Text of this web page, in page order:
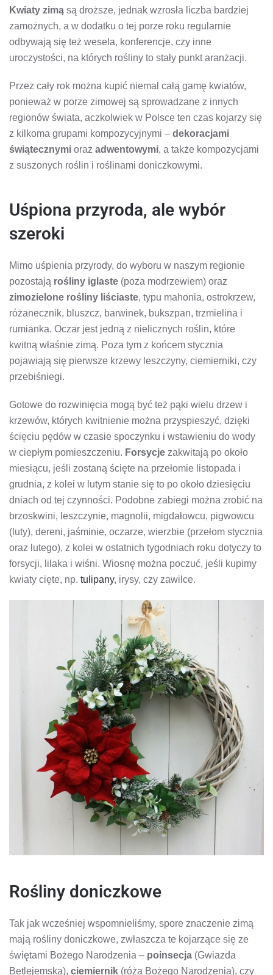
Kwiaty zimą są droższe, jednak wzrosła liczba bardziej
zamożnych, a w dodatku o tej porze roku regularnie
odbywają się też wesela, konferencje, czy inne
uroczystości, na których rośliny to stały punkt aranżacji.
Przez cały rok można kupić niemal całą gamę kwiatów,
ponieważ w porze zimowej są sprowadzane z innych
regionów świata, aczkolwiek w Polsce ten czas kojarzy się
z kilkoma grupami kompozycyjnymi – dekoracjami
świątecznymi oraz adwentowymi, a także kompozycjami
z suszonych roślin i roślinami doniczkowymi.
Uśpiona przyroda, ale wybór
szeroki
Mimo uśpienia przyrody, do wyboru w naszym regionie
pozostają rośliny iglaste (poza modrzewiem) oraz
zimozielone rośliny liściaste, typu mahonia, ostrokrzew,
różanecznik, bluszcz, barwinek, bukszpan, trzmielina i
rumianka. Oczar jest jedną z nielicznych roślin, które
kwitną właśnie zimą. Poza tym z końcem stycznia
pojawiają się pierwsze krzewy leszczyny, ciemierniki, czy
przebiśniegi.
Gotowe do rozwinięcia mogą być też pąki wielu drzew i
krzewów, których kwitnienie można przyspieszyć, dzięki
ścięciu pędów w czasie spoczynku i wstawieniu do wody
w ciepłym pomieszczeniu. Forsycje zakwitają po około
miesiącu, jeśli zostaną ścięte na przełomie listopada i
grudnia, z kolei w lutym stanie się to po około dziesięciu
dniach od tej czynności. Podobne zabiegi można zrobić na
brzoskwini, leszczynie, magnolii, migdałowcu, pigwowcu
(luty), dereni, jaśminie, oczarze, wierzbie (przełom stycznia
oraz lutego), z kolei w ostatnich tygodniach roku dotyczy to
forsycji, lilaka i wiśni. Wiosnę można poczuć, jeśli kupimy
kwiaty cięte, np. tulipany, irysy, czy zawilce.
Rośliny doniczkowe
Tak jak wcześniej wspomnieliśmy, spore znaczenie zimą
mają rośliny doniczkowe, zwłaszcza te kojarzące się ze
świętami Bożego Narodzenia – poinsecja (Gwiazda
Betlejemska), ciemiernik (róża Bożego Narodzenia), czy